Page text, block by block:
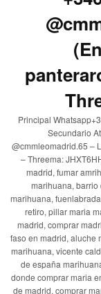
Principal
Secundario
@cmmleomadrid.65 –
– Threema:
madrid, fumar
marihuana,
marihuana,
retiro, pillar maria
madrid, comprar
faso en madrid, aluche
marihuana, vicente
de españa
donde comprar maria
de madrid, comprar